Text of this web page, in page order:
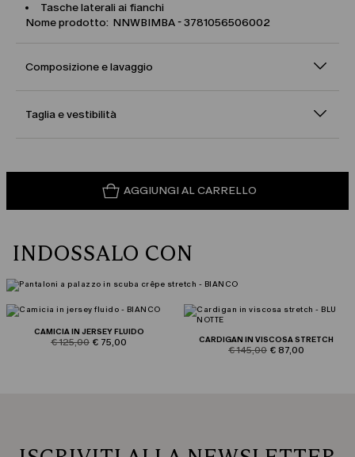
Tasche laterali ai fianchi
Nome prodotto: NNWBIMBA - 3781056506002
Composizione e lavaggio
Taglia e vestibilità
AGGIUNGI AL CARRELLO
INDOSSALO CON
CAMICIA IN JERSEY FLUIDO
product.price.original
€ 125,00 product.price.sale
€ 75,00 CARDIGAN IN VISCOSA STRETCH
product.price.original
€ 145,00 product.price.sale
€ 87,00